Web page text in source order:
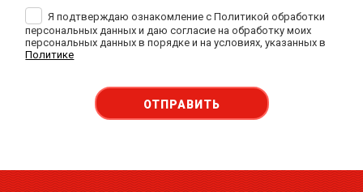
Я подтверждаю ознакомление с Политикой обработки
персональных данных и даю согласие на обработку моих
персональных данных в порядке и на условиях, указанных в
Политике
ОТПРАВИТЬ